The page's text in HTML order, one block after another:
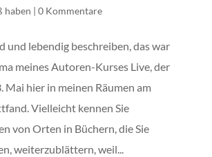
haben | 0 Kommentare
und lebendig beschreiben, das war
meines Autoren-Kurses Live, der
Mai hier in meinen Räumen am
Vielleicht kennen Sie
von Orten in Büchern, die Sie
weiterzublättern, weil...